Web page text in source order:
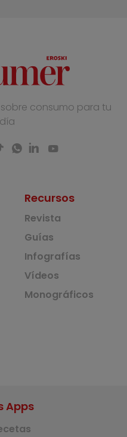
consumo para tu
Recursos
Revista
Guías
Infografías
Vídeos
Monográficos
Apps